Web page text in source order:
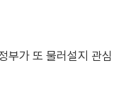
부가 또 물러설지 관심